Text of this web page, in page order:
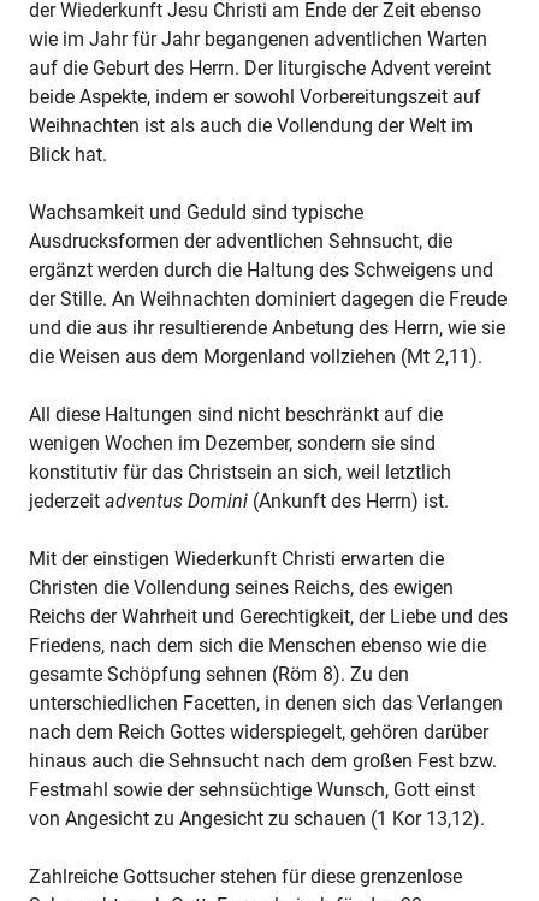
der Wiederkunft Jesu Christi am Ende der Zeit ebenso
wie im Jahr für Jahr begangenen adventlichen Warten
auf die Geburt des Herrn. Der liturgische Advent vereint
beide Aspekte, indem er sowohl Vorbereitungszeit auf
Weihnachten ist als auch die Vollendung der Welt im
Blick hat.
Wachsamkeit und Geduld sind typische
Ausdrucksformen der adventlichen Sehnsucht, die
ergänzt werden durch die Haltung des Schweigens und
der Stille. An Weihnachten dominiert dagegen die Freude
und die aus ihr resultierende Anbetung des Herrn, wie sie
die Weisen aus dem Morgenland vollziehen (Mt 2,11).
All diese Haltungen sind nicht beschränkt auf die
wenigen Wochen im Dezember, sondern sie sind
konstitutiv für das Christsein an sich, weil letztlich
jederzeit adventus Domini (Ankunft des Herrn) ist.
Mit der einstigen Wiederkunft Christi erwarten die
Christen die Vollendung seines Reichs, des ewigen
Reichs der Wahrheit und Gerechtigkeit, der Liebe und des
Friedens, nach dem sich die Menschen ebenso wie die
gesamte Schöpfung sehnen (Röm 8). Zu den
unterschiedlichen Facetten, in denen sich das Verlangen
nach dem Reich Gottes widerspiegelt, gehören darüber
hinaus auch die Sehnsucht nach dem großen Fest bzw.
Festmahl sowie der sehnsüchtige Wunsch, Gott einst
von Angesicht zu Angesicht zu schauen (1 Kor 13,12).
Zahlreiche Gottsucher stehen für diese grenzenlose